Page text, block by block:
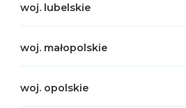
woj. lubelskie
woj. małopolskie
woj. opolskie